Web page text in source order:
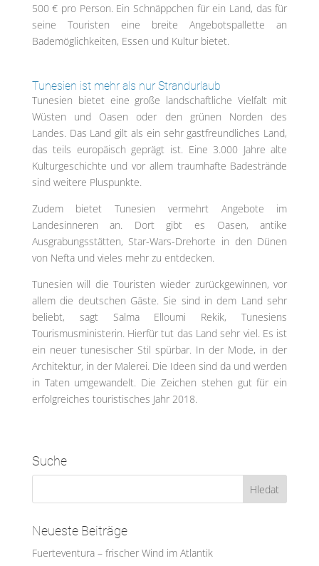
500 € pro Person. Ein Schnäppchen für ein Land, das für
seine Touristen eine breite Angebotspallette an
Bademöglichkeiten, Essen und Kultur bietet.
Tunesien ist mehr als nur Strandurlaub
Tunesien bietet eine große landschaftliche Vielfalt mit
Wüsten und Oasen oder den grünen Norden des
Landes. Das Land gilt als ein sehr gastfreundliches Land,
das teils europäisch geprägt ist. Eine 3.000 Jahre alte
Kulturgeschichte und vor allem traumhafte Badestrände
sind weitere Pluspunkte.
Zudem bietet Tunesien vermehrt Angebote im
Landesinneren an. Dort gibt es Oasen, antike
Ausgrabungsstätten, Star-Wars-Drehorte in den Dünen
von Nefta und vieles mehr zu entdecken.
Tunesien will die Touristen wieder zurückgewinnen, vor
allem die deutschen Gäste. Sie sind in dem Land sehr
beliebt, sagt Salma Elloumi Rekik, Tunesiens
Tourismusministerin. Hierfür tut das Land sehr viel. Es ist
ein neuer tunesischer Stil spürbar. In der Mode, in der
Architektur, in der Malerei. Die Ideen sind da und werden
in Taten umgewandelt. Die Zeichen stehen gut für ein
erfolgreiches touristisches Jahr 2018.
Suche
Neueste Beiträge
Fuerteventura – frischer Wind im Atlantik